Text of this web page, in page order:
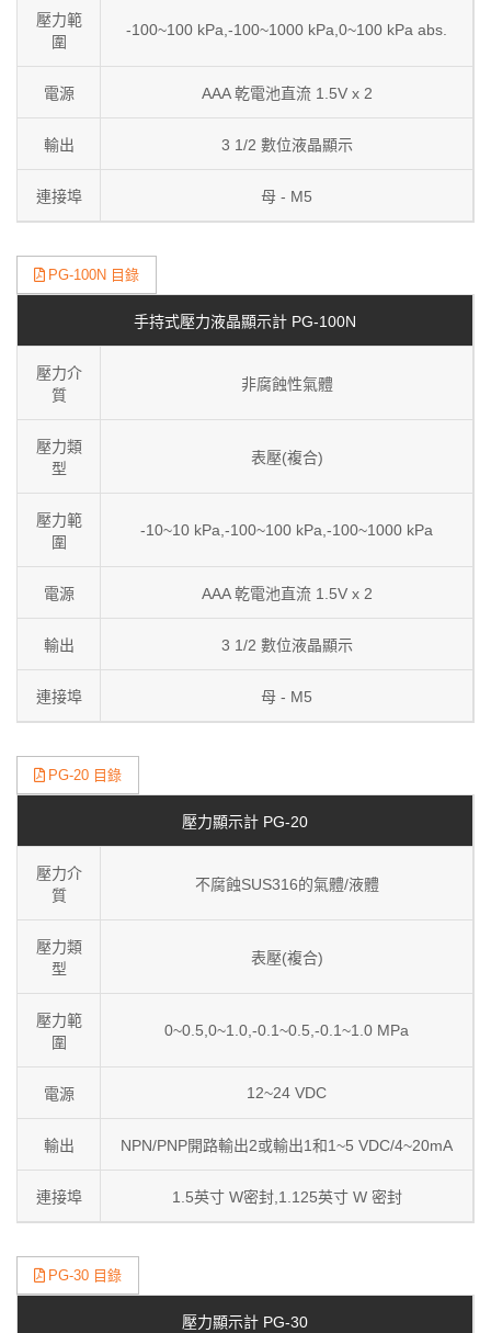
壓力範
圍
-100~100 kPa,-100~1000 kPa,0~100 kPa abs.
電源 AAA 乾電池直流 1.5V x 2
輸出 3 1/2 數位液晶顯示
連接埠 母 - M5
PG-100N 目錄
手持式壓力液晶顯示計 PG-100N
壓力介
質
非腐蝕性氣體
壓力類
型
表壓(複合)
壓力範
圍
-10~10 kPa,-100~100 kPa,-100~1000 kPa
電源 AAA 乾電池直流 1.5V x 2
輸出 3 1/2 數位液晶顯示
連接埠 母 - M5
PG-20 目錄
壓力顯示計 PG-20
壓力介
質
不腐蝕SUS316的氣體/液體
壓力類
型
表壓(複合)
壓力範
圍
0~0.5,0~1.0,-0.1~0.5,-0.1~1.0 MPa
電源 12~24 VDC
輸出 NPN/PNP開路輸出2或輸出1和1~5 VDC/4~20mA
連接埠 1.5英寸 W密封,1.125英寸 W 密封
PG-30 目錄
壓力顯示計 PG-30